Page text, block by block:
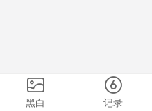
黑白 记录